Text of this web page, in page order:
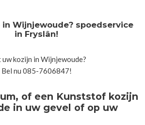
Wijnjewoude? spoedservice
in Fryslân!
uw kozijn in Wijnjewoude?
Bel nu 085-7606847!
of een Kunststof kozijn
in uw gevel of op uw